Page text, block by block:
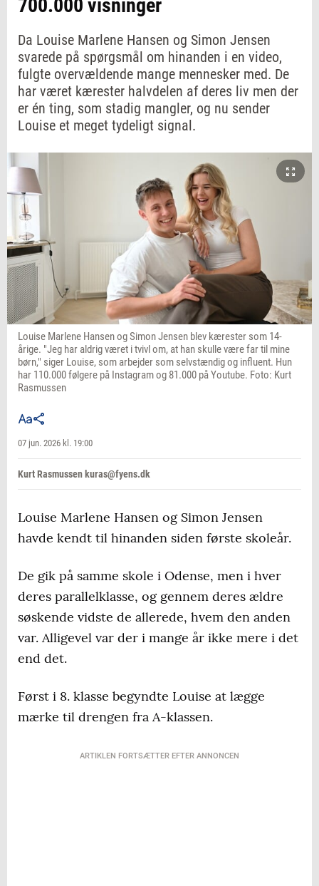
700.000 visninger
Da Louise Marlene Hansen og Simon Jensen
svarede på spørgsmål om hinanden i en video,
fulgte overvældende mange mennesker med. De
har været kærester halvdelen af deres liv men der
er én ting, som stadig mangler, og nu sender
Louise et meget tydeligt signal.
Louise Marlene Hansen og Simon Jensen blev kærester som 14-
årige. "Jeg har aldrig været i tvivl om, at han skulle være far til mine
børn," siger Louise, som arbejder som selvstændig og influent. Hun
har 110.000 følgere på Instagram og 81.000 på Youtube. Foto: Kurt
Rasmussen
07 jun. 2026 kl. 19:00
Kurt Rasmussen kuras@fyens.dk
Louise Marlene Hansen og Simon Jensen
havde kendt til hinanden siden første skoleår.
De gik på samme skole i Odense, men i hver
deres parallelklasse, og gennem deres ældre
søskende vidste de allerede, hvem den anden
var. Alligevel var der i mange år ikke mere i det
end det.
Først i 8. klasse begyndte Louise at lægge
mærke til drengen fra A-klassen.
ARTIKLEN FORTSÆTTER EFTER ANNONCEN